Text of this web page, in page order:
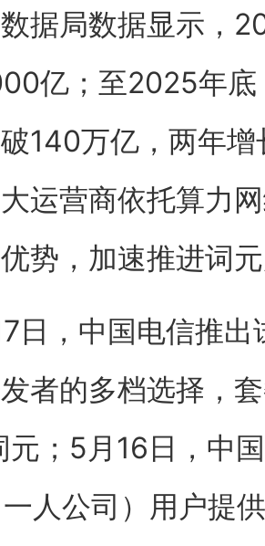
局数据显示，
亿；至2025年
140万亿，两年
运营商依托算力
势，加速推进词
，中国电信推出
者的多档选择，
元；5月16日，中
人公司）用户提